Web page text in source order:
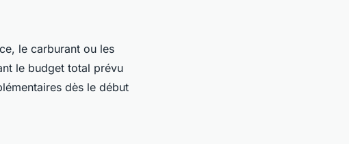
le carburant ou les
le budget total prévu
dès le début